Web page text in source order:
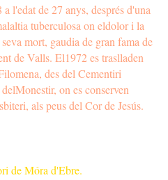
l'edat de 27 anys, després d'una
tuberculosa on eldolor i la
mort, gaudia de gran fama de
de Valls. El1972 es traslladen
des del Cementiri
on es conserven
als peus del Cor de Jesús.
de Móra d'Ebre.